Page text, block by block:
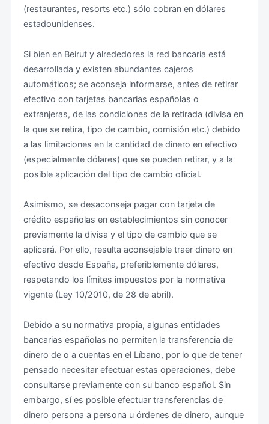
(restaurantes, resorts etc.) sólo cobran en dólares
estadounidenses.
Si bien en Beirut y alrededores la red bancaria está
desarrollada y existen abundantes cajeros
automáticos; se aconseja informarse, antes de retirar
efectivo con tarjetas bancarias españolas o
extranjeras, de las condiciones de la retirada (divisa en
la que se retira, tipo de cambio, comisión etc.) debido
a las limitaciones en la cantidad de dinero en efectivo
(especialmente dólares) que se pueden retirar, y a la
posible aplicación del tipo de cambio oficial.
Asimismo, se desaconseja pagar con tarjeta de
crédito españolas en establecimientos sin conocer
previamente la divisa y el tipo de cambio que se
aplicará. Por ello, resulta aconsejable traer dinero en
efectivo desde España, preferiblemente dólares,
respetando los límites impuestos por la normativa
vigente (Ley 10/2010, de 28 de abril).
Debido a su normativa propia, algunas entidades
bancarias españolas no permiten la transferencia de
dinero de o a cuentas en el Líbano, por lo que de tener
pensado necesitar efectuar estas operaciones, debe
consultarse previamente con su banco español. Sin
embargo, sí es posible efectuar transferencias de
dinero persona a persona u órdenes de dinero, aunque